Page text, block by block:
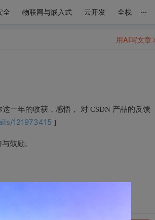
全 物联网与嵌入式 云开发 全栈 ...
一年的收获，感悟， 对 CSDN 产品的反馈
121973415 ]
鼓励。
用AI写文章